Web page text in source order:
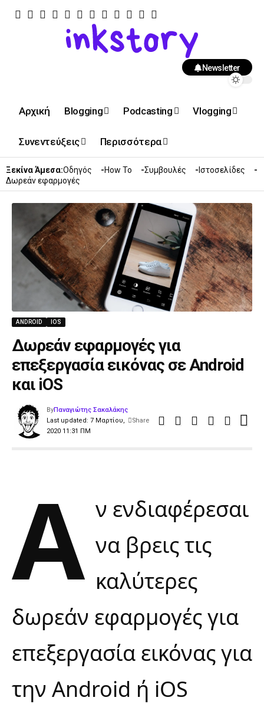
Newsletter
Αρχική Blogging Podcasting Vlogging
Συνεντεύξεις Περισσότερα
Ξεκίνα Άμεσα:Οδηγός How To Συμβουλές
Ιστοσελίδες
Δωρεάν εφαρμογές
ANDROID IOS
Δωρεάν εφαρμογές για
επεξεργασία εικόνας σε Android
και iOS
Last updated: 7 Μαρτίου,
2020 11:31 ΠΜ
ByΠαναγιώτης Σακαλάκης
Share
Α ν ενδιαφέρεσαι
να βρεις τις
καλύτερες
δωρεάν εφαρμογές για
επεξεργασία εικόνας για
την Android ή iOS